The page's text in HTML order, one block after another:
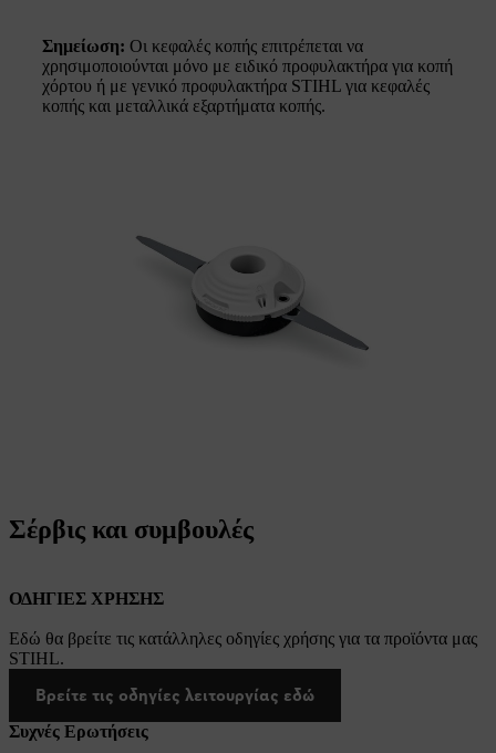
Σημείωση: Οι κεφαλές κοπής επιτρέπεται να
χρησιμοποιούνται μόνο με ειδικό προφυλακτήρα για κοπή
χόρτου ή με γενικό προφυλακτήρα STIHL για κεφαλές
κοπής και μεταλλικά εξαρτήματα κοπής.
Σέρβις και συμβουλές
ΟΔΗΓΙΕΣ ΧΡΗΣΗΣ
Εδώ θα βρείτε τις κατάλληλες οδηγίες χρήσης για τα προϊόντα μας
STIHL.
Βρείτε τις οδηγίες λειτουργίας εδώ
Συχνές Ερωτήσεις